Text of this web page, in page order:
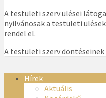
A testületi szerv ülései
nyilvánosak a testületi
rendel el.
A testületi szerv
Hírek
Aktuális